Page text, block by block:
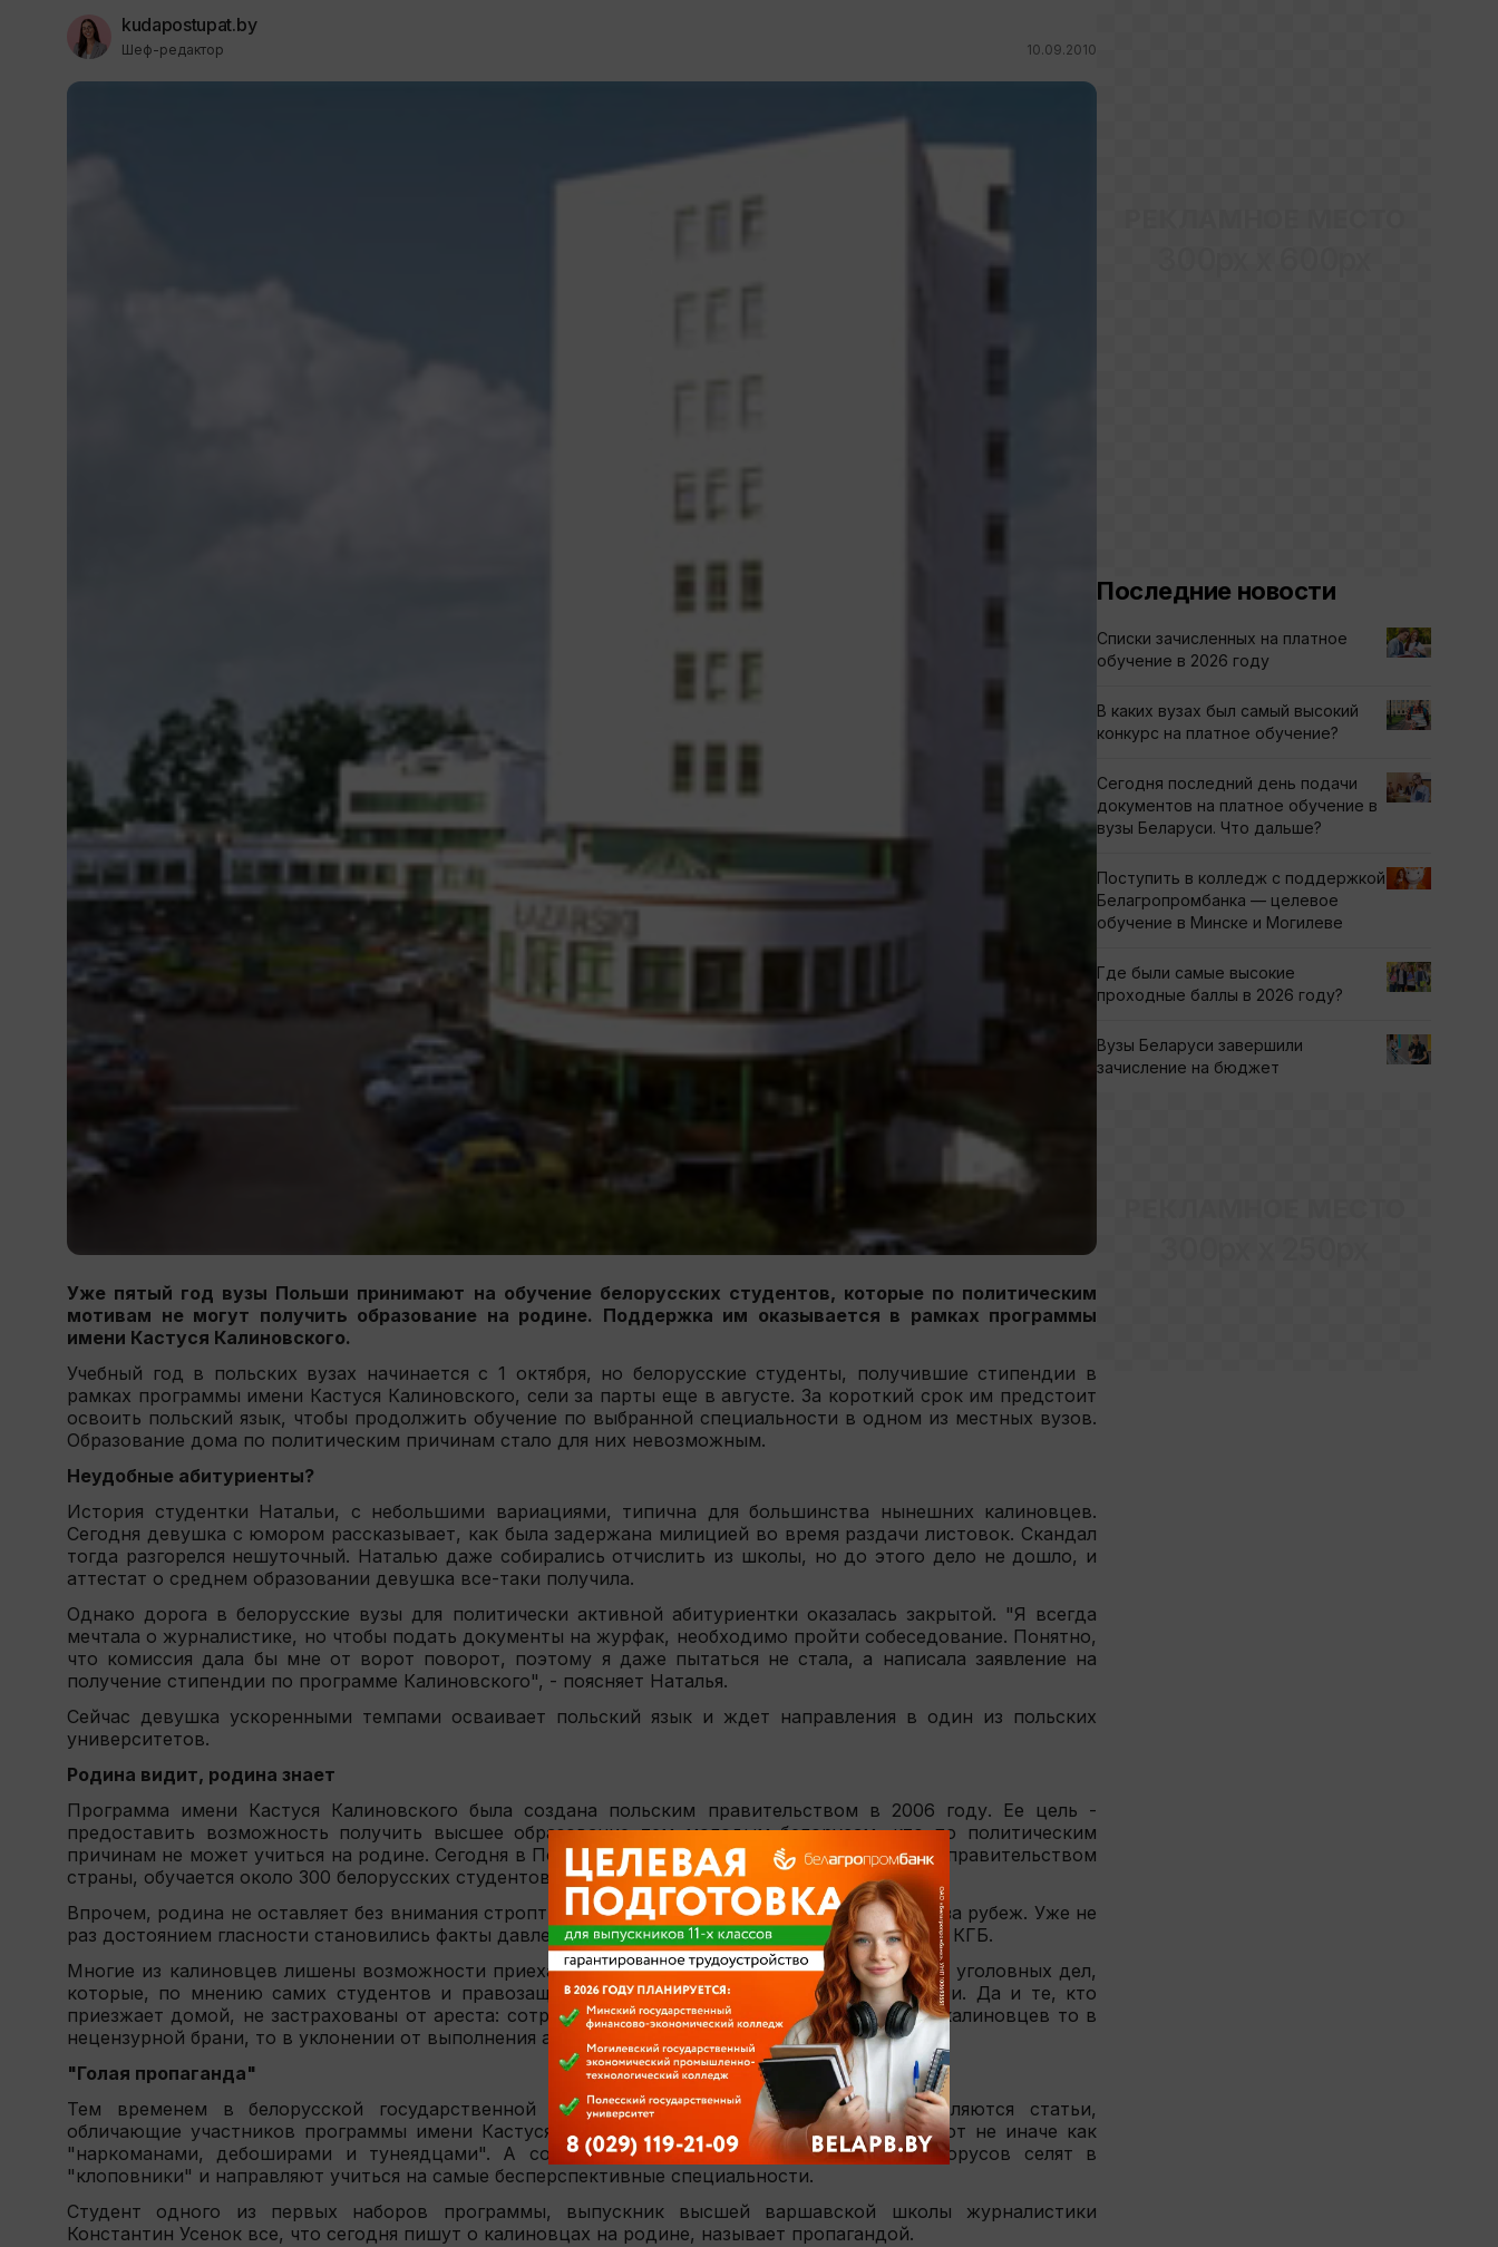
kudapostupat.by
Шеф-редактор 10.09.2010
Уже пятый год вузы Польши принимают на обучение белорусских студентов, которые по политическим
мотивам не могут получить образование на родине. Поддержка им оказывается в рамках программы
имени Кастуся Калиновского.
Учебный год в польских вузах начинается с 1 октября, но белорусские студенты, получившие стипендии в
рамках программы имени Кастуся Калиновского, сели за парты еще в августе. За короткий срок им предстоит
освоить польский язык, чтобы продолжить обучение по выбранной специальности в одном из местных вузов.
Образование дома по политическим причинам стало для них невозможным.
Неудобные абитуриенты?
История студентки Натальи, с небольшими вариациями, типична для большинства нынешних калиновцев.
Сегодня девушка с юмором рассказывает, как была задержана милицией во время раздачи листовок. Скандал
тогда разгорелся нешуточный. Наталью даже собирались отчислить из школы, но до этого дело не дошло, и
аттестат о среднем образовании девушка все-таки получила.
Однако дорога в белорусские вузы для политически активной абитуриентки оказалась закрытой. "Я всегда
мечтала о журналистике, но чтобы подать документы на журфак, необходимо пройти собеседование. Понятно,
что комиссия дала бы мне от ворот поворот, поэтому я даже пытаться не стала, а написала заявление на
получение стипендии по программе Калиновского", - поясняет Наталья.
Сейчас девушка ускоренными темпами осваивает польский язык и ждет направления в один из польских
университетов.
Родина видит, родина знает
Программа имени Кастуся Калиновского была создана польским правительством в 2006 году. Ее цель -
предоставить возможность получить высшее образование тем молодым белорусам, кто по политическим
причинам не может учиться на родине. Сегодня в Польше по этой программе, финансируемой правительством
страны, обучается около 300 белорусских студентов.
Впрочем, родина не оставляет без внимания строптивых сынов и дочерей и после их отъезда за рубеж. Уже не
pаз достоянием гласности становились факты давления на студентов со стороны белорусского КГБ.
Многие из калиновцев лишены возможности приехать домой из-за возбужденных против них уголовных дел,
которые, по мнению самих студентов и правозащитников, по сути, являются политическими. Да и те, кто
приезжает домой, не застрахованы от ареста: сотрудники милиции всегда готовы обвинить калиновцев то в
нецензурной брани, то в уклонении от выполнения армейского долга.
"Голая пропаганда"
Тем временем в белорусской государственной прессе с завидной регулярностью появляются статьи,
обличающие участников программы имени Кастуся Калиновского. В публикациях их называют не иначе как
"наркоманами, дебоширами и тунеядцами". А соседку-Польшу обвиняют в том, что белорусов селят в
"клоповники" и направляют учиться на самые бесперспективные специальности.
Студент одного из первых наборов программы, выпускник высшей варшавской школы журналистики
Константин Усенок все, что сегодня пишут о калиновцах на родине, называет пропагандой.
Последние новости
Списки зачисленных на платное
обучение в 2026 году
В каких вузах был самый высокий
конкурс на платное обучение?
Сегодня последний день подачи
документов на платное обучение в
вузы Беларуси. Что дальше?
Поступить в колледж с поддержкой
Белагропромбанка — целевое
обучение в Минске и Могилеве
Где были самые высокие
проходные баллы в 2026 году?
Вузы Беларуси завершили
зачисление на бюджет